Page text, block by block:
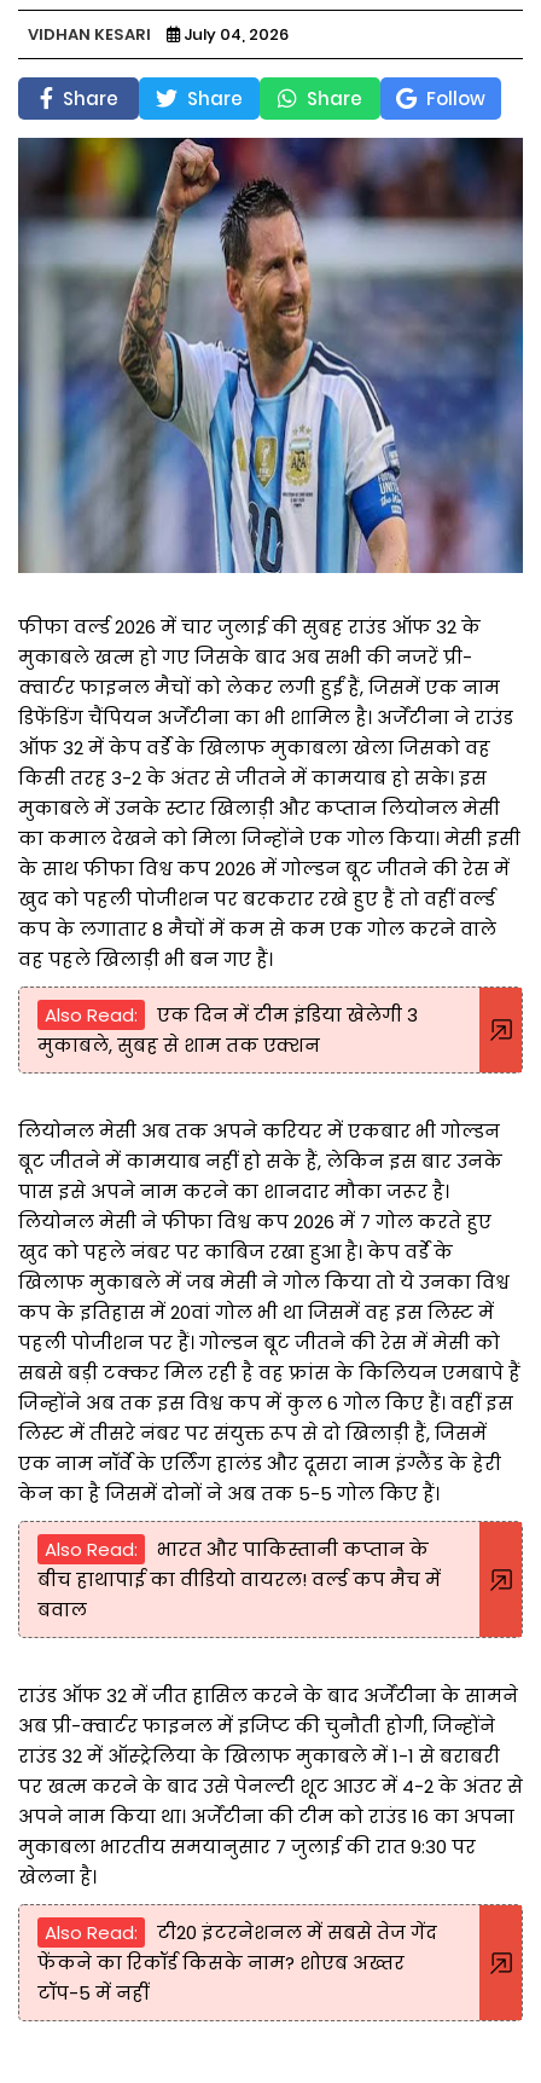
VIDHAN KESARI July 04, 2026
Share Share Share Follow
फीफा वर्ल्ड 2026 में चार जुलाई की सुबह राउंड ऑफ 32 के
मुकाबले खत्म हो गए जिसके बाद अब सभी की नजरें प्री-
क्वार्टर फाइनल मैचों को लेकर लगी हुईं हैं, जिसमें एक नाम
डिफेंडिंग चैंपियन अर्जेंटीना का भी शामिल है। अर्जेंटीना ने राउंड
ऑफ 32 में केप वर्डे के खिलाफ मुकाबला खेला जिसको वह
किसी तरह 3-2 के अंतर से जीतने में कामयाब हो सके। इस
मुकाबले में उनके स्टार खिलाड़ी और कप्तान लियोनल मेसी
का कमाल देखने को मिला जिन्होंने एक गोल किया। मेसी इसी
के साथ फीफा विश्व कप 2026 में गोल्डन बूट जीतने की रेस में
खुद को पहली पोजीशन पर बरकरार रखे हुए हैं तो वहीं वर्ल्ड
कप के लगातार 8 मैचों में कम से कम एक गोल करने वाले
वह पहले खिलाड़ी भी बन गए हैं।
Also Read:
एक दिन में टीम इंडिया खेलेगी 3
मुकाबले, सुबह से शाम तक एक्शन
लियोनल मेसी अब तक अपने करियर में एकबार भी गोल्डन
बूट जीतने में कामयाब नहीं हो सके हैं, लेकिन इस बार उनके
पास इसे अपने नाम करने का शानदार मौका जरूर है।
लियोनल मेसी ने फीफा विश्व कप 2026 में 7 गोल करते हुए
खुद को पहले नंबर पर काबिज रखा हुआ है। केप वर्डे के
खिलाफ मुकाबले में जब मेसी ने गोल किया तो ये उनका विश्व
कप के इतिहास में 20वां गोल भी था जिसमें वह इस लिस्ट में
पहली पोजीशन पर हैं। गोल्डन बूट जीतने की रेस में मेसी को
सबसे बड़ी टक्कर मिल रही है वह फ्रांस के किलियन एमबापे हैं
जिन्होंने अब तक इस विश्व कप में कुल 6 गोल किए हैं। वहीं इस
लिस्ट में तीसरे नंबर पर संयुक्त रूप से दो खिलाड़ी हैं, जिसमें
एक नाम नॉर्वे के एर्लिंग हालंड और दूसरा नाम इंग्लैंड के हेरी
केन का है जिसमें दोनों ने अब तक 5-5 गोल किए हैं।
Also Read:
भारत और पाकिस्तानी कप्तान के
बीच हाथापाई का वीडियो वायरल! वर्ल्ड कप मैच में
बवाल
राउंड ऑफ 32 में जीत हासिल करने के बाद अर्जेंटीना के सामने
अब प्री-क्वार्टर फाइनल में इजिप्ट की चुनौती होगी, जिन्होंने
राउंड 32 में ऑस्ट्रेलिया के खिलाफ मुकाबले में 1-1 से बराबरी
पर खत्म करने के बाद उसे पेनल्टी शूट आउट में 4-2 के अंतर से
अपने नाम किया था। अर्जेंटीना की टीम को राउंड 16 का अपना
मुकाबला भारतीय समयानुसार 7 जुलाई की रात 9:30 पर
खेलना है।
Also Read:
टी20 इंटरनेशनल में सबसे तेज गेंद
फेंकने का रिकॉर्ड किसके नाम? शोएब अख्तर
टॉप-5 में नहीं